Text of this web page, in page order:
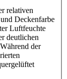
relativen
Deckenfarbe
Luftfeuchte
deutlichen
der